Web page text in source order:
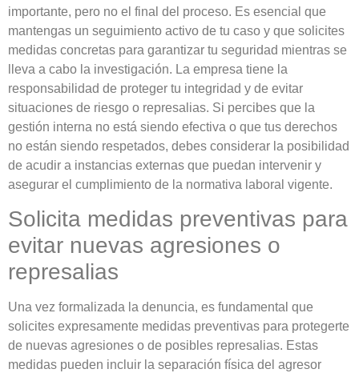
importante, pero no el final del proceso. Es esencial que
mantengas un seguimiento activo de tu caso y que solicites
medidas concretas para garantizar tu seguridad mientras se
lleva a cabo la investigación. La empresa tiene la
responsabilidad de proteger tu integridad y de evitar
situaciones de riesgo o represalias. Si percibes que la
gestión interna no está siendo efectiva o que tus derechos
no están siendo respetados, debes considerar la posibilidad
de acudir a instancias externas que puedan intervenir y
asegurar el cumplimiento de la normativa laboral vigente.
Solicita medidas preventivas para
evitar nuevas agresiones o
represalias
Una vez formalizada la denuncia, es fundamental que
solicites expresamente medidas preventivas para protegerte
de nuevas agresiones o de posibles represalias. Estas
medidas pueden incluir la separación física del agresor